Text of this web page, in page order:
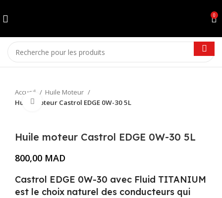
0
Accueil
Huile Moteur
Huile moteur Castrol EDGE 0W-30 5L
Cliquez pour agrandir
Huile moteur Castrol EDGE 0W-30 5L
800,00 MAD
Castrol EDGE 0W-30 avec Fluid TITANIUM
est le choix naturel des conducteurs qui